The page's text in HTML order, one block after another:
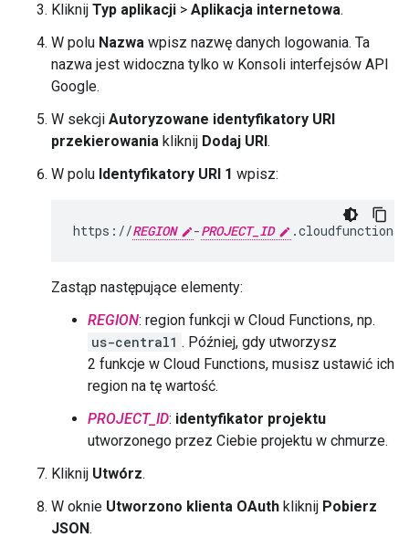
Kliknij Typ aplikacji > Aplikacja internetowa.
W polu Nazwa wpisz nazwę danych logowania. Ta
nazwa jest widoczna tylko w Konsoli interfejsów API
Google.
W sekcji Autoryzowane identyfikatory URI
przekierowania kliknij Dodaj URI .
W polu Identyfikatory URI 1 wpisz:
https://REGION -PROJECT_ID
Zastąp następujące elementy:
REGION: region funkcji w Cloud Functions, np.
us-central1 . Później, gdy utworzysz
2 funkcje w Cloud Functions, musisz ustawić ich
region na tę wartość.
PROJECT_ID: identyfikator projektu
utworzonego przez Ciebie projektu w chmurze.
Kliknij Utwórz.
W oknie Utworzono klienta OAuth kliknij Pobierz
JSON.